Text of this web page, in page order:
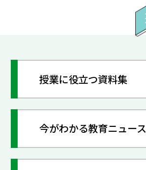
授業に役立つ資料集
今がわかる教育ニュース